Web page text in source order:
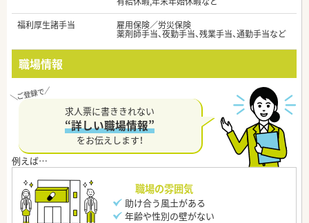
福利厚生諸手当
雇用保険／労災保険
薬剤師手当、夜勤手当、残業手当、通勤手当など
職場情報
求人票に書ききれない
“詳しい職場情報”
をお伝えします！
職場の雰囲気
助け合う風土がある
年齢や性別の壁がない